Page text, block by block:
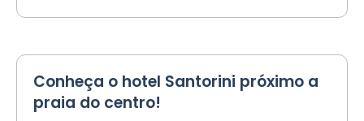
Conheça o hotel Santorini próximo a
praia do centro!